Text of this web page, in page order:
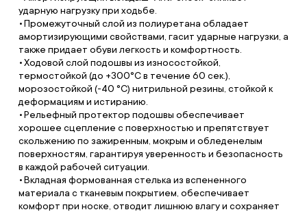
ударную нагрузку при ходьбе.
Промежуточный слой из полиуретана обладает
амортизирующими свойствами, гасит ударные нагрузки, а
также придает обуви легкость и комфортность.
Ходовой слой подошвы из износостойкой,
термостойкой (до +300°С в течение 60 сек.),
морозостойкой (-40 °С) нитрильной резины, стойкой к
деформациям и истиранию.
Рельефный протектор подошвы обеспечивает
хорошее сцепление с поверхностью и препятствует
скольжению по зажиренным, мокрым и обледенелым
поверхностям, гарантируя уверенность и безопасность
в каждой рабочей ситуации.
Вкладная формованная стелька из вспененного
материала с тканевым покрытием, обеспечивает
комфорт при носке, отводит лишнюю влагу и сохраняет